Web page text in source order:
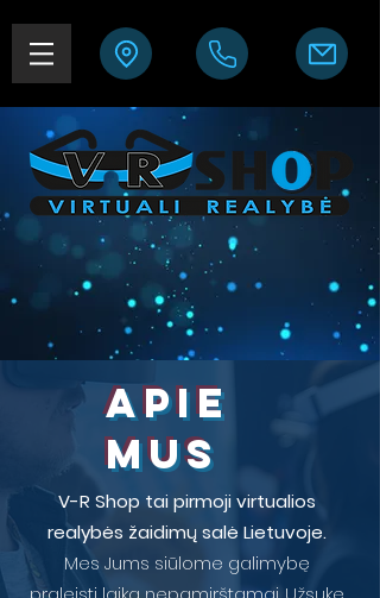
APIE
MUS
V-R Shop tai pirmoji virtualios
realybės žaidimų salė Lietuvoje.
Mes Jums siūlome galimybę